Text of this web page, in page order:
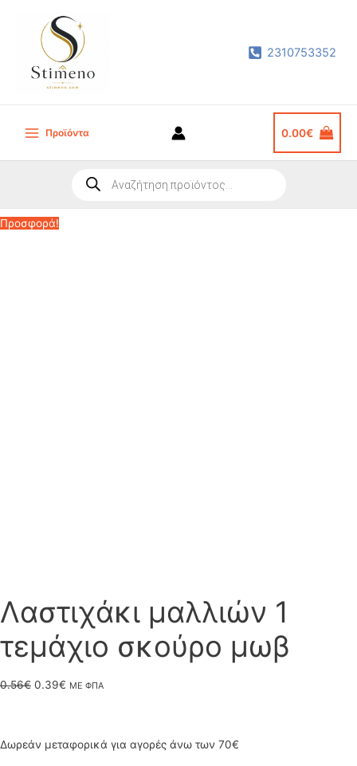
περιεχόμενο
2310753352
Main
Προϊόντα 0.00€
search
Προσφορά!
Λαστιχάκι μαλλιών 1
τεμάχιο σκούρο μωβ
0.56€ Original
was:
0.39€ Η
τιμή
ΜΕ ΦΠΑ
Δωρεάν μεταφορικά για αγορές άνω των 70€